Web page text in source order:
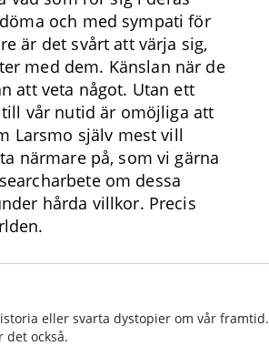
och med sympati för
är det svårt att värja sig,
med dem. Känslan när de
att veta något. Utan ett
vår nutid är omöjliga att
Larsmo själv mest vill
närmare på, som vi gärna
om dessa
hårda villkor. Precis
eller svarta dystopier om vår framtid.
det också.